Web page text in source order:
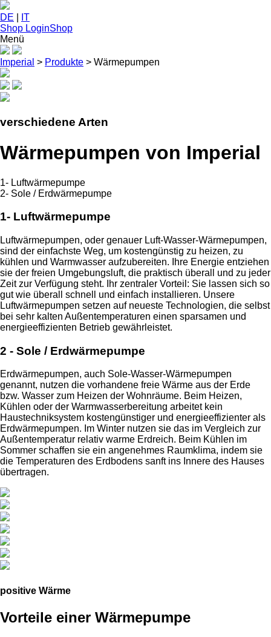
DE
IT
Shop LoginShop
Menü
Imperial > Produkte > Wärmepumpen
verschiedene Arten
Wärmepumpen von Imperial
1- Luftwärmepumpe
2- Sole / Erdwärmepumpe
1- Luftwärmepumpe
Luftwärmepumpen, oder genauer Luft-Wasser-Wärmepumpen,
sind der einfachste Weg, um kostengünstig zu heizen, zu
kühlen und Warmwasser aufzubereiten. Ihre Energie entziehen
sie der freien Umgebungsluft, die praktisch überall und zu jeder
Zeit zur Verfügung steht. Ihr zentraler Vorteil: Sie lassen sich so
gut wie überall schnell und einfach installieren. Unsere
Luftwärmepumpen setzen auf neueste Technologien, die selbst
bei sehr kalten Außentemperaturen einen sparsamen und
energieeffizienten Betrieb gewährleistet.
2 - Sole / Erdwärmepumpe
Erdwärmepumpen, auch Sole-Wasser-Wärmepumpen
genannt, nutzen die vorhandene freie Wärme aus der Erde
bzw. Wasser zum Heizen der Wohnräume. Beim Heizen,
Kühlen oder der Warmwasserbereitung arbeitet kein
Haustechniksystem kostengünstiger und energieeffizienter als
Erdwärmepumpen. Im Winter nutzen sie das im Vergleich zur
Außentemperatur relativ warme Erdreich. Beim Kühlen im
Sommer schaffen sie ein angenehmes Raumklima, indem sie
die Temperaturen des Erdbodens sanft ins Innere des Hauses
übertragen.
positive Wärme
Vorteile einer Wärmepumpe